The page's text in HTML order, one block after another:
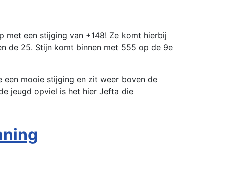
een stijging van +148! Ze komt hierbij
de 25. Stijn komt binnen met 555 op de 9e
een mooie stijging en zit weer boven de
jeugd opviel is het hier Jefta die